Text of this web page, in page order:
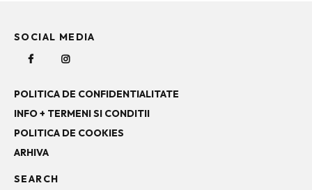
SOCIAL MEDIA
POLITICA DE CONFIDENTIALITATE
INFO + TERMENI SI CONDITII
POLITICA DE COOKIES
ARHIVA
SEARCH